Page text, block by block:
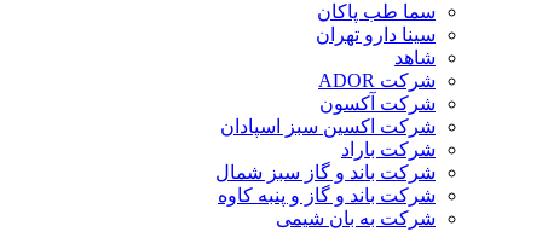
سما طب پاکان
سینا دارو تهران
شاهد
شرکت ADOR
شرکت آکسون
شرکت اکسین سبز اسپادان
شرکت باراد
شرکت باند و گاز سبز شمال
شرکت باند و گاز و پنبه کاوه
شرکت به بان شیمی